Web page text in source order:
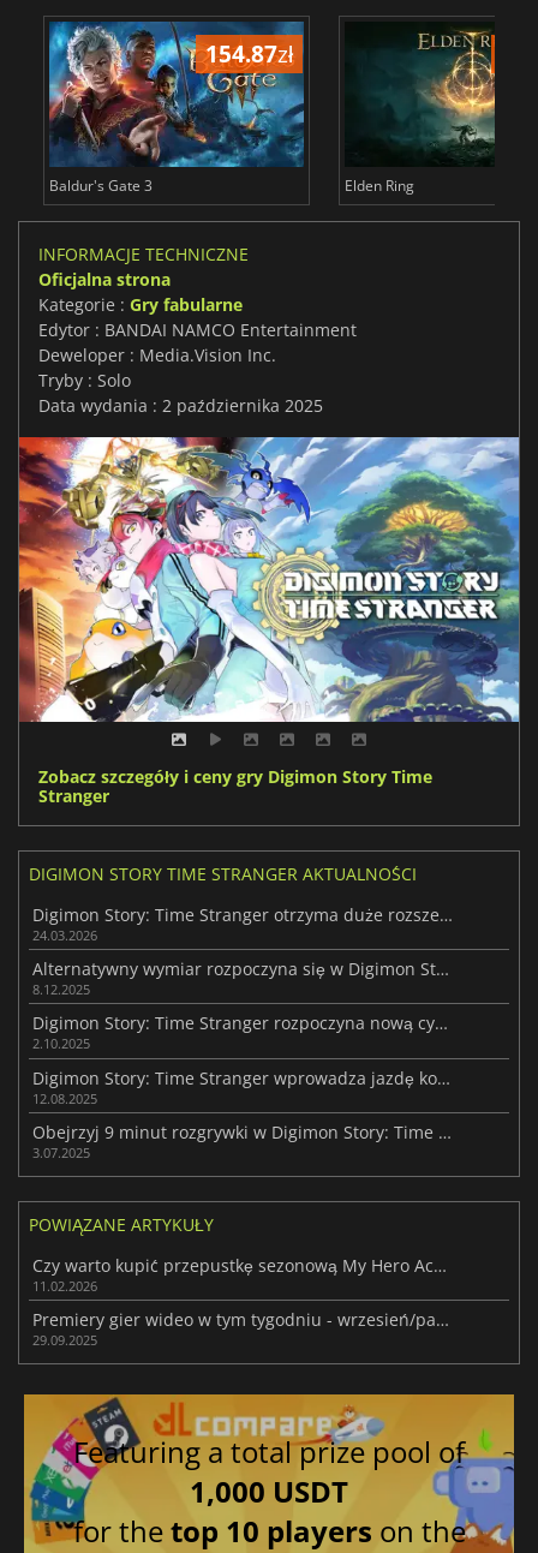
154.87zł
Baldur's Gate 3 Elden Ring
INFORMACJE TECHNICZNE
Oficjalna strona
Kategorie : Gry fabularne
Edytor : BANDAI NAMCO Entertainment
Deweloper : Media.Vision Inc.
Tryby : Solo
Data wydania : 2 października 2025
Zobacz szczegóły i ceny gry Digimon Story Time
Stranger
DIGIMON STORY TIME STRANGER AKTUALNOŚCI
Digimon Story: Time Stranger otrzyma duże rozszerzenie
24.03.2026
Alternatywny wymiar rozpoczyna się w Digimon Story: Time Stranger
8.12.2025
Digimon Story: Time Stranger rozpoczyna nową cyfrową erę
2.10.2025
Digimon Story: Time Stranger wprowadza jazdę konną do franczyzy
12.08.2025
Obejrzyj 9 minut rozgrywki w Digimon Story: Time Stranger
3.07.2025
POWIĄZANE ARTYKUŁY
Czy warto kupić przepustkę sezonową My Hero Academia: All's Justice?
11.02.2026
Premiery gier wideo w tym tygodniu - wrzesień/październik 2025 (tydzień 40)
29.09.2025
Featuring a total prize pool of
1,000 USDT
for thetop 10 players on the